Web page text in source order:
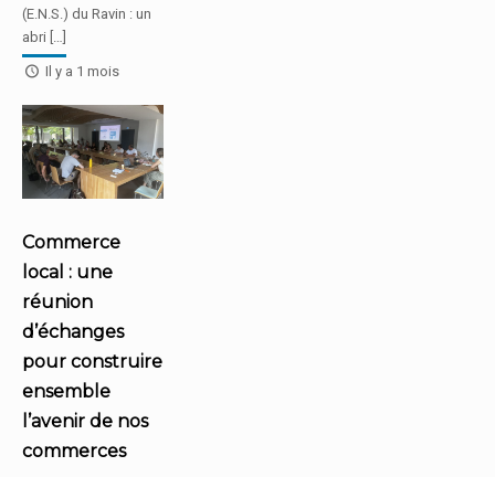
(E.N.S.) du Ravin : un
abri […]
Il y a 1 mois
Commerce
local : une
réunion
d’échanges
pour construire
ensemble
l’avenir de nos
commerces